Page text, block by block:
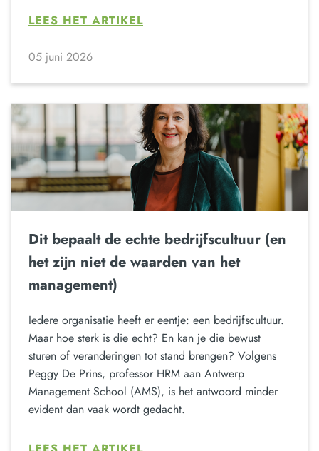
LEES HET ARTIKEL
05 juni 2026
Dit bepaalt de echte bedrijfscultuur (en
het zijn niet de waarden van het
management)
Iedere organisatie heeft er eentje: een bedrijfscultuur.
Maar hoe sterk is die echt? En kan je die bewust
sturen of veranderingen tot stand brengen? Volgens
Peggy De Prins, professor HRM aan Antwerp
Management School (AMS), is het antwoord minder
evident dan vaak wordt gedacht.